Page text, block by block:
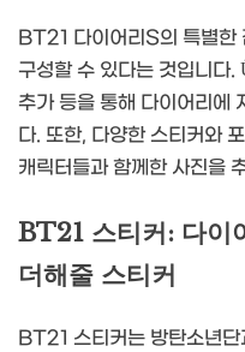
BT21 다이어리S의 특별한
구성할 수 있다는 것입니다
추가 등을 통해 다이어리에
다. 또한, 다양한 스티커와
캐릭터들과 함께한 사진을
BT21 스티커: 다이
더해줄 스티커
BT21 스티커는 방탄소년